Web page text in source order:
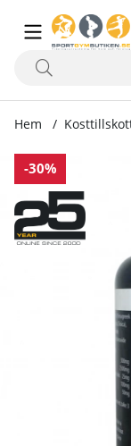
Hem
-30%
Produktbilder